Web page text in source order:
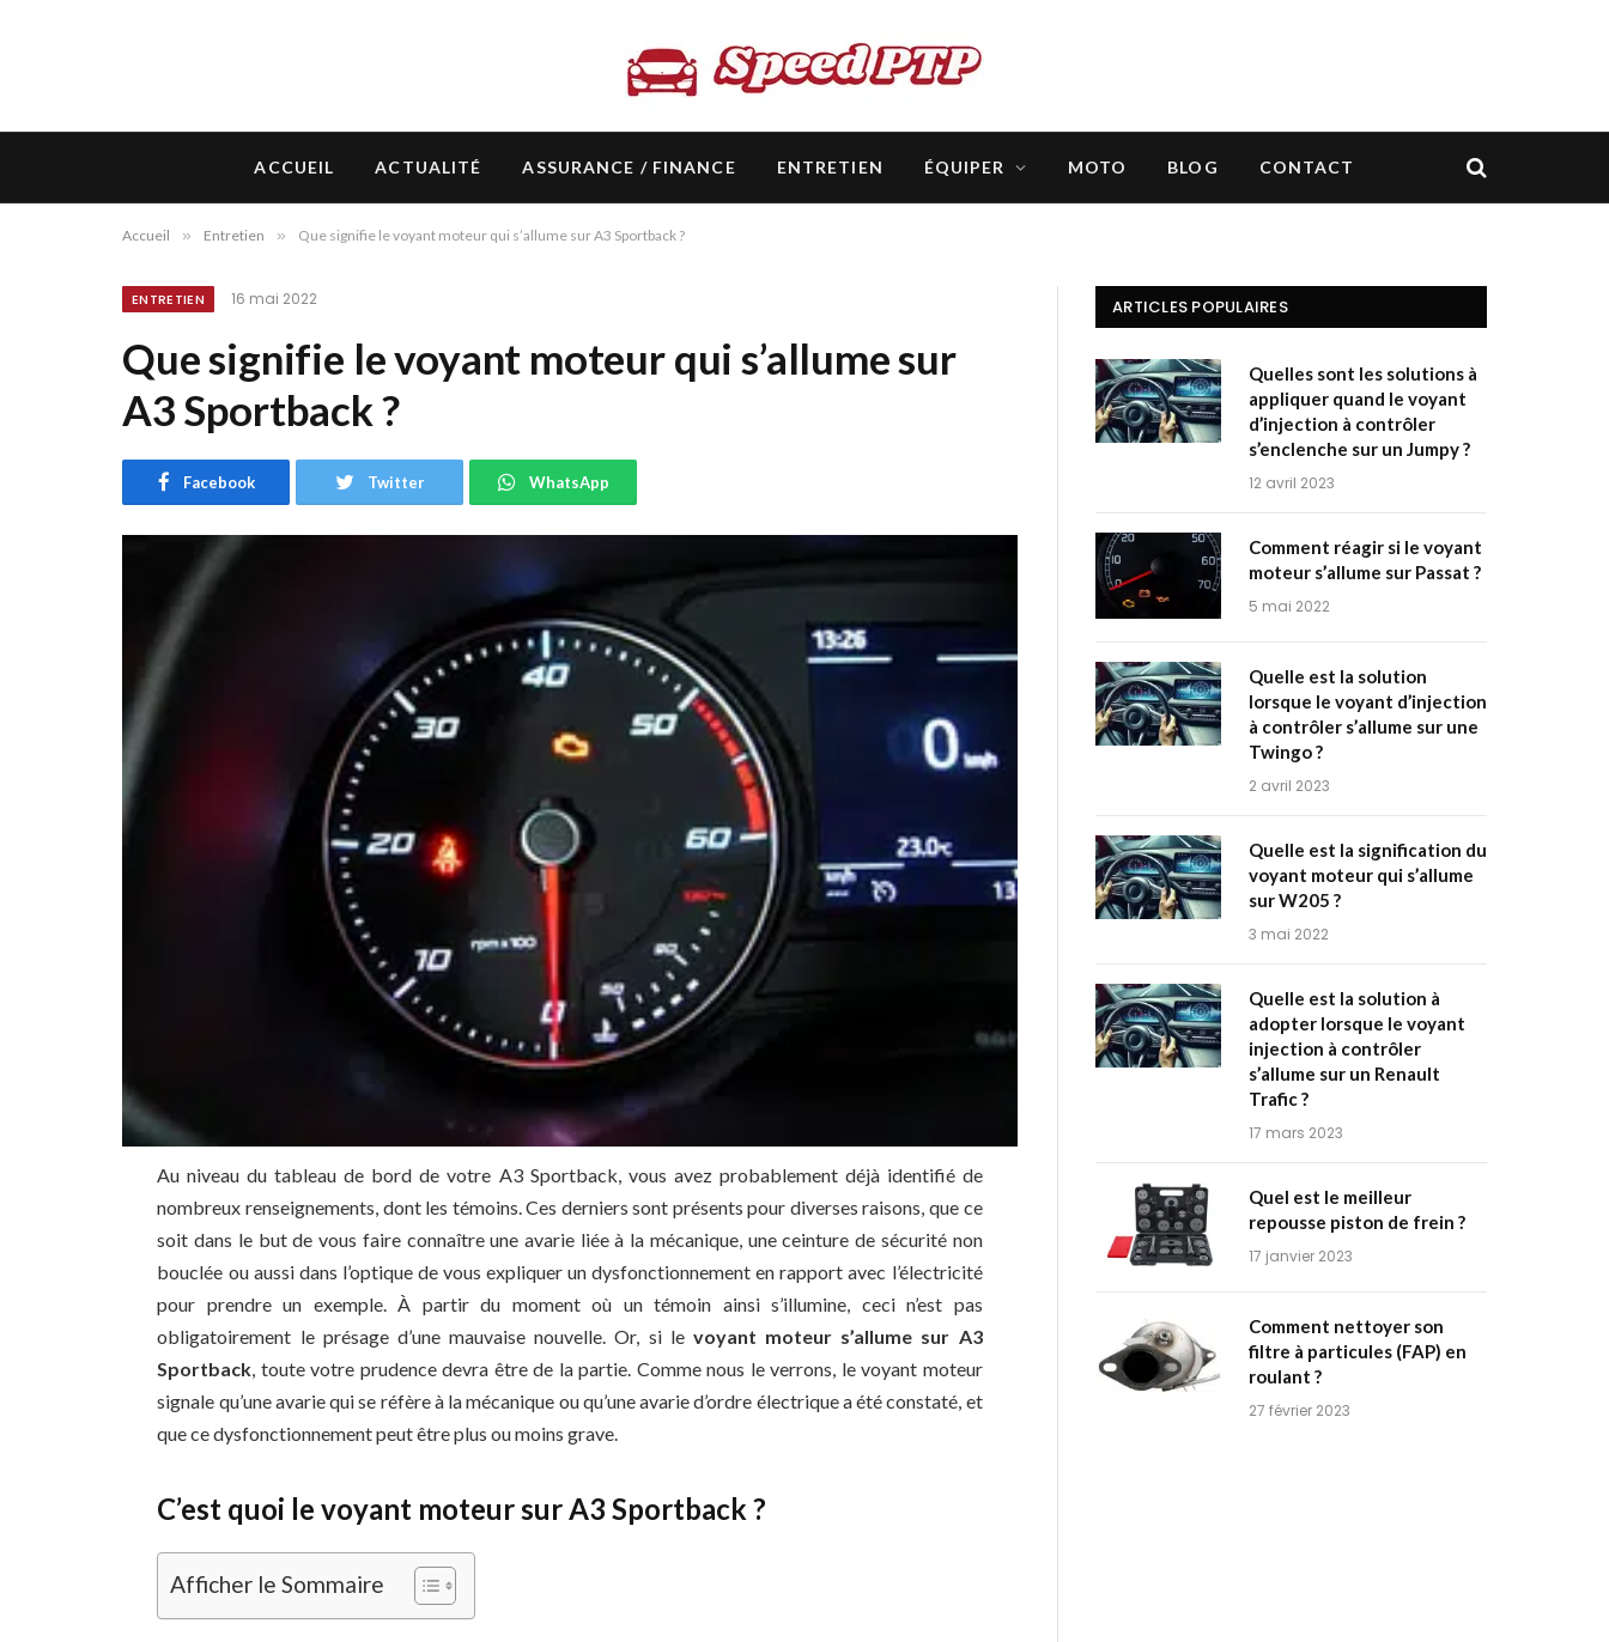
ACCUEIL ACTUALITÉ ASSURANCE / FINANCE ENTRETIEN ÉQUIPER MOTO BLOG CONTACT
Accueil » Entretien » Que signifie le voyant moteur qui s’allume sur A3 Sportback ?
ENTRETIEN 16 mai 2022
Que signifie le voyant moteur qui s’allume sur
A3 Sportback ?
Facebook Twitter WhatsApp
Au niveau du tableau de bord de votre A3 Sportback, vous avez probablement déjà identifié de
nombreux renseignements, dont les témoins. Ces derniers sont présents pour diverses raisons, que ce
soit dans le but de vous faire connaître une avarie liée à la mécanique, une ceinture de sécurité non
bouclée ou aussi dans l’optique de vous expliquer un dysfonctionnement en rapport avec l’électricité
pour prendre un exemple. À partir du moment où un témoin ainsi s’illumine, ceci n’est pas
obligatoirement le présage d’une mauvaise nouvelle. Or, si le voyant moteur s’allume sur A3
Sportback, toute votre prudence devra être de la partie. Comme nous le verrons, le voyant moteur
signale qu’une avarie qui se réfère à la mécanique ou qu’une avarie d’ordre électrique a été constaté, et
que ce dysfonctionnement peut être plus ou moins grave.
C’est quoi le voyant moteur sur A3 Sportback ?
Afficher le Sommaire
ARTICLES POPULAIRES
Quelles sont les solutions à
appliquer quand le voyant
d’injection à contrôler
s’enclenche sur un Jumpy ?
12 avril 2023
Comment réagir si le voyant
moteur s’allume sur Passat ?
5 mai 2022
Quelle est la solution
lorsque le voyant d’injection
à contrôler s’allume sur une
Twingo ?
2 avril 2023
Quelle est la signification du
voyant moteur qui s’allume
sur W205 ?
3 mai 2022
Quelle est la solution à
adopter lorsque le voyant
injection à contrôler
s’allume sur un Renault
Trafic ?
17 mars 2023
Quel est le meilleur
repousse piston de frein ?
17 janvier 2023
Comment nettoyer son
filtre à particules (FAP) en
roulant ?
27 février 2023